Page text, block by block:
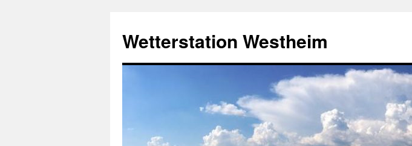
springen
Wetterstation Westheim